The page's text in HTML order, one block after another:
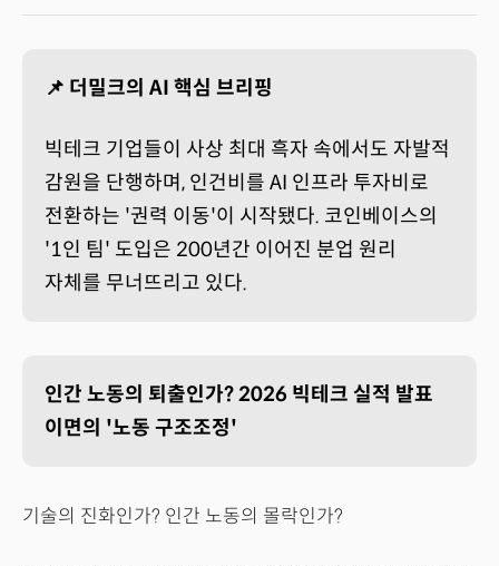
📌 더밀크의 AI 핵심 브리핑
빅테크 기업들이 사상 최대 흑자 속에서도 자발적
감원을 단행하며, 인건비를 AI 인프라 투자비로
전환하는 '권력 이동'이 시작됐다. 코인베이스의
'1인 팀' 도입은 200년간 이어진 분업 원리
자체를 무너뜨리고 있다.
인간 노동의 퇴출인가? 2026 빅테크 실적 발표
이면의 '노동 구조조정'
기술의 진화인가? 인간 노동의 몰락인가?